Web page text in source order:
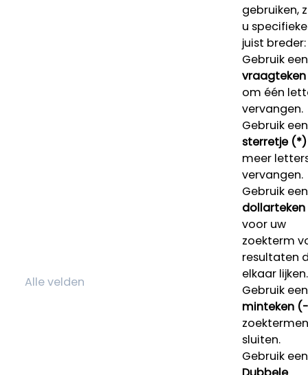
gebruiken,
u
juist breder:
Gebruik een
om één
vervangen.
Gebruik een
sterretje (*)
meer
vervangen.
Gebruik een
voor uw
zoekterm
resultaten
elkaar lijken.
Gebruik een
minteken
sluiten.
Gebruik een